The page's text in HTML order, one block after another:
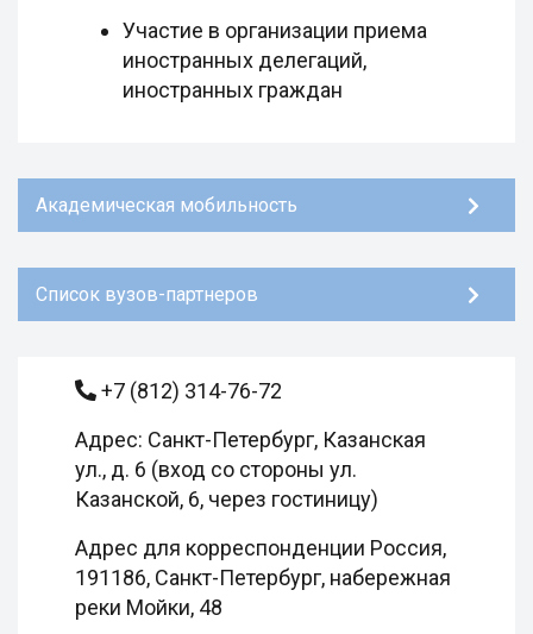
Участие в организации приема
иностранных делегаций,
иностранных граждан
Академическая мобильность
Список вузов-партнеров
+7 (812) 314-76-72
Адрес: Санкт-Петербург, Казанская
ул., д. 6 (вход со стороны ул.
Казанской, 6, через гостиницу)
Адрес для корреспонденции Россия,
191186, Санкт-Петербург, набережная
реки Мойки, 48